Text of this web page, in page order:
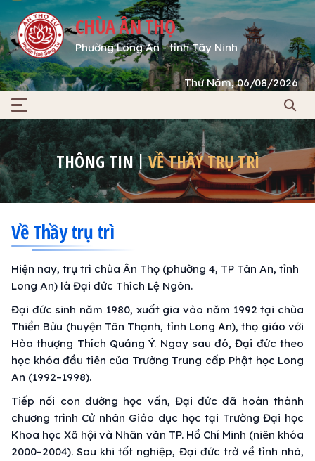
CHÙA ÂN THỌ
Phường Long An - tỉnh Tây Ninh
Thứ Năm, 06/08/2026
THÔNG TIN VỀ THẦY TRỤ TRÌ
Về Thầy trụ trì
Hiện nay, trụ trì chùa Ân Thọ (phường 4, TP Tân An, tỉnh
Long An) là Đại đức Thích Lệ Ngôn.
Đại đức sinh năm 1980, xuất gia vào năm 1992 tại chùa
Thiền Bửu (huyện Tân Thạnh, tỉnh Long An), thọ giáo với
Hòa thượng Thích Quảng Ý. Ngay sau đó, Đại đức theo
học khóa đầu tiên của Trường Trung cấp Phật học Long
An (1992–1998).
Tiếp nối con đường học vấn, Đại đức đã hoàn thành
chương trình Cử nhân Giáo dục học tại Trường Đại học
Khoa học Xã hội và Nhân văn TP. Hồ Chí Minh (niên khóa
2000–2004). Sau khi tốt nghiệp, Đại đức trở về tỉnh nhà,